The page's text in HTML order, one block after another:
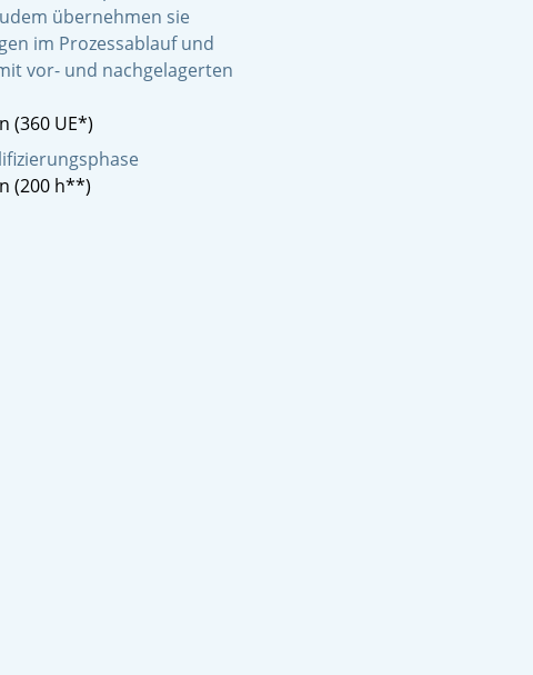
übernehmen sie
im Prozessablauf und
vor- und nachgelagerten
(360 UE*)
(200 h**)